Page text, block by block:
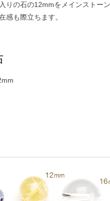
りの石の12mmをメインストー
感も際立ちます。